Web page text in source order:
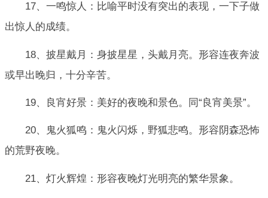
17、一鸣惊人：比喻平时没有突出的表现，一下子做
出惊人的成绩。
18、披星戴月：身披星星，头戴月亮。形容连夜奔波
或早出晚归，十分辛苦。
19、良宵好景：美好的夜晚和景色。同“良宵美景”。
20、鬼火狐鸣：鬼火闪烁，野狐悲鸣。形容阴森恐怖
的荒野夜晚。
21、灯火辉煌：形容夜晚灯光明亮的繁华景象。